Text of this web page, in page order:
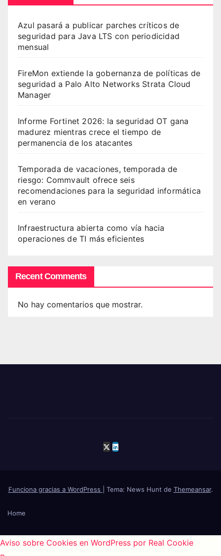
Azul pasará a publicar parches críticos de
seguridad para Java LTS con periodicidad
mensual
FireMon extiende la gobernanza de políticas de
seguridad a Palo Alto Networks Strata Cloud
Manager
Informe Fortinet 2026: la seguridad OT gana
madurez mientras crece el tiempo de
permanencia de los atacantes
Temporada de vacaciones, temporada de
riesgo: Commvault ofrece seis
recomendaciones para la seguridad informática
en verano
Infraestructura abierta como vía hacia
operaciones de TI más eficientes
Recent Comments
No hay comentarios que mostrar.
Funciona gracias a WordPress Tema: News Hunt de Themeansar.
Home
Aviso sobre Cookies en WordPress por Real Cookie